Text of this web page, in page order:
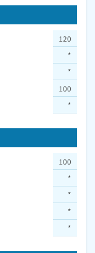
120
*
*
100
*
100
*
*
*
*